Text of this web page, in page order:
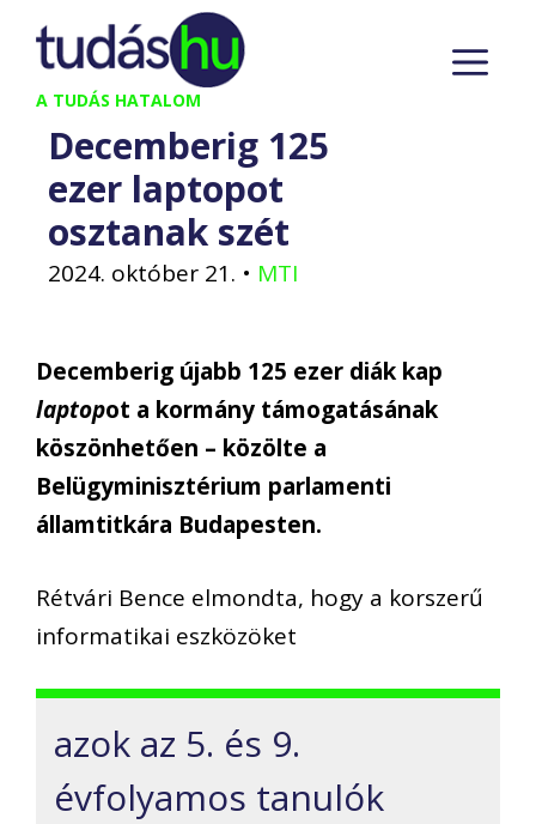
Kilépés
tartalomba
A TUDÁS HATALOM
Decemberig 125
ezer laptopot
osztanak szét
2024. október 21. • MTI
Decemberig újabb 125 ezer diák kap
laptopot a kormány támogatásának
köszönhetően – közölte a
Belügyminisztérium parlamenti
államtitkára Budapesten.
Rétvári Bence elmondta, hogy a korszerű
informatikai eszközöket
azok az 5. és 9.
évfolyamos tanulók